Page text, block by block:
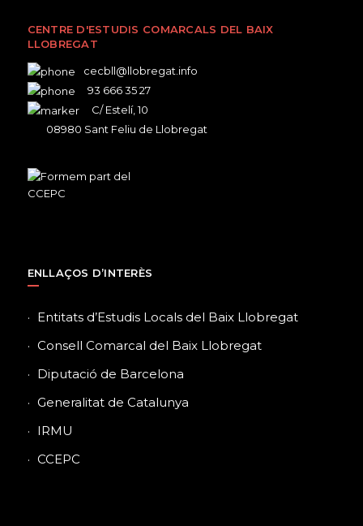
CENTRE D'ESTUDIS COMARCALS DEL BAIX
LLOBREGAT
cecbll@llobregat.info
93 666 35 27
C/ Estelí, 10
08980 Sant Feliu de Llobregat
ENLLAÇOS D’INTERÈS
Entitats d’Estudis Locals del Baix Llobregat
Consell Comarcal del Baix Llobregat
Diputació de Barcelona
Generalitat de Catalunya
IRMU
CCEPC